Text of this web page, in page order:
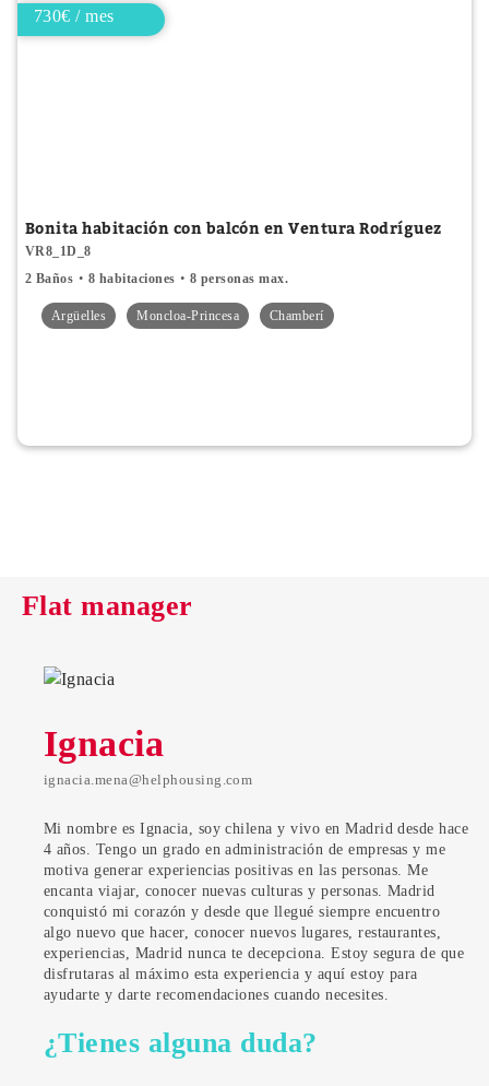
730€ / mes
Bonita habitación con balcón en Ventura Rodríguez
VR8_1D_8
2 Baños
8 habitaciones 8 personas max.
Argüelles Moncloa-Princesa Chamberí
Flat manager
Ignacia
ignacia.mena@helphousing.com
Mi nombre es Ignacia, soy chilena y vivo en Madrid desde hace
4 años. Tengo un grado en administración de empresas y me
motiva generar experiencias positivas en las personas. Me
encanta viajar, conocer nuevas culturas y personas. Madrid
conquistó mi corazón y desde que llegué siempre encuentro
algo nuevo que hacer, conocer nuevos lugares, restaurantes,
experiencias, Madrid nunca te decepciona. Estoy segura de que
disfrutaras al máximo esta experiencia y aquí estoy para
ayudarte y darte recomendaciones cuando necesites.
¿Tienes alguna duda?